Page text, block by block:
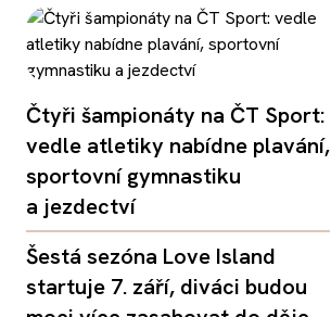
Čtyři šampionáty na ČT Sport:
vedle atletiky nabídne plavání,
sportovní gymnastiku
a jezdectví
Šestá sezóna Love Island
startuje 7. září, diváci budou